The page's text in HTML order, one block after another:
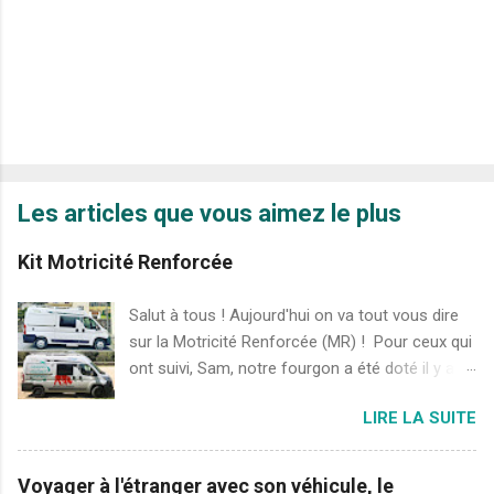
Les articles que vous aimez le plus
Kit Motricité Renforcée
Salut à tous ! Aujourd'hui on va tout vous dire
sur la Motricité Renforcée (MR) ! Pour ceux qui
ont suivi, Sam, notre fourgon a été doté il y a
A savoir, le pack de MR, installé par Poclain
Véhicules, qui permet à tout véhicule standard
de devenir un véhicule tout chemin (à distinguer
LIRE LA SUITE
Voyager à l'étranger avec son véhicule, le